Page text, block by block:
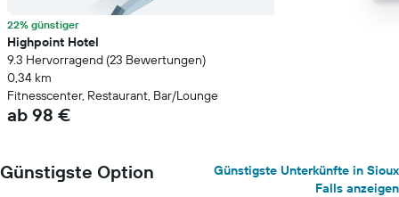
22% günstiger
Highpoint Hotel
9.3 Hervorragend (23 Bewertungen)
0,34 km
Fitnesscenter, Restaurant, Bar/Lounge
ab 98 €
Günstigste Option
Günstigste Unterkünfte in Sioux
Falls anzeigen